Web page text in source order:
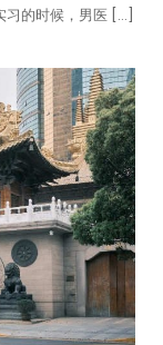
习的时候，男医 […]